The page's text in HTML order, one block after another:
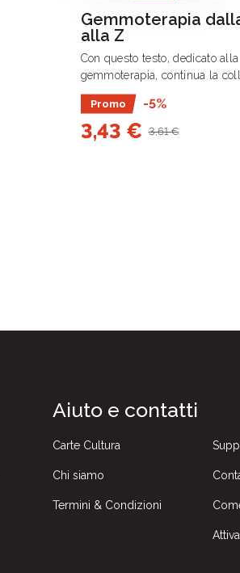
Gemmoterapia
alla Z
Con questo testo, dedicato alla
gemmoterapia, continua la
edizione economica che
all’esigenza di conoscere le
forme della medicina.
Promo -5%
3,43 € 3,61 €
Aiuto e contatti
Carte Cultura
Chi siamo
Termini & Condizioni